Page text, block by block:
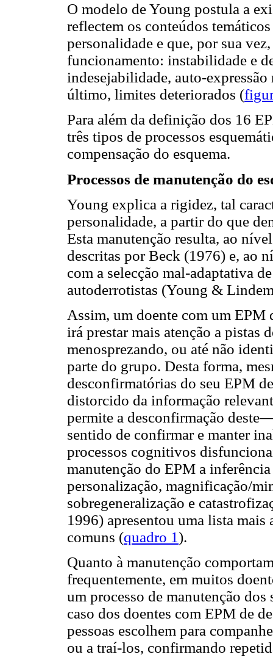
O modelo de Young postula a
reflectem os conteúdos
personalidade e que, por sua
funcionamento: instabilidade e
indesejabilidade, auto-
último, limites deteriorados (
Para além da definição dos 16
três tipos de processos
compensação do esquema.
Processos de manutenção do
Young explica a rigidez, tal
personalidade, a partir do que
Esta manutenção resulta, ao
descritas por Beck (1976) e, ao
com a selecção mal-adaptativa
autoderrotistas (Young &
Assim, um doente com um
irá prestar mais atenção a pistas
menosprezando, ou até não
parte do grupo. Desta forma,
desconfirmatórias do seu EPM
distorcido da informação
permite a desconfirmação
sentido de confirmar e manter
processos cognitivos
manutenção do EPM a
personalização, magnificação/
sobregeneralização e
1996) apresentou uma lista
comuns (quadro 1).
Quanto à manutenção
frequentemente, em muitos
um processo de manutenção
caso dos doentes com EPM de
pessoas escolhem para
ou a traí-los, confirmando